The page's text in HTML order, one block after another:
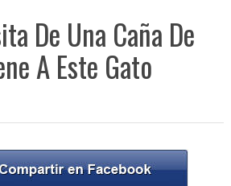
De Una Caña De
A Este Gato